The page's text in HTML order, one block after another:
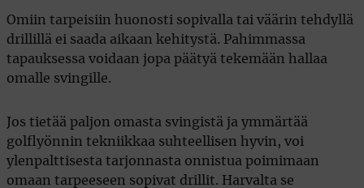
Omiin tarpeisiin huonosti sopivalla tai väärin tehdyllä
drillillä ei saada aikaan kehitystä. Pahimmassa
tapauksessa voidaan jopa päätyä tekemään hallaa
omalle svingille.
Jos tietää paljon omasta svingistä ja ymmärtää
golflyönnin tekniikkaa suhteellisen hyvin, voi
ylenpalttisesta tarjonnasta onnistua poimimaan
omaan tarpeeseen sopivat drillit. Harvalta se